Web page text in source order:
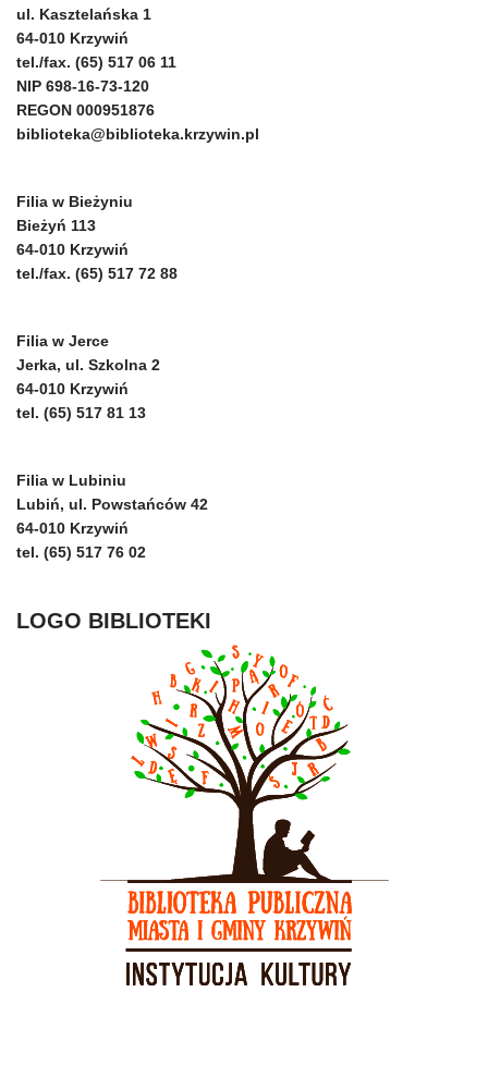
ul. Kasztelańska 1
64-010 Krzywiń
tel./fax. (65) 517 06 11
NIP 698-16-73-120
REGON 000951876
biblioteka@biblioteka.krzywin.pl
Filia w Bieżyniu
Bieżyń 113
64-010 Krzywiń
tel./fax. (65) 517 72 88
Filia w Jerce
Jerka, ul. Szkolna 2
64-010 Krzywiń
tel. (65) 517 81 13
Filia w Lubiniu
Lubiń, ul. Powstańców 42
64-010 Krzywiń
tel. (65) 517 76 02
LOGO BIBLIOTEKI